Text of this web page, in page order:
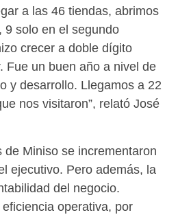
a las 46 tiendas, abrimos
9 solo en el segundo
crecer a doble dígito
Fue un buen año a nivel de
y desarrollo. Llegamos a 22
nos visitaron”, relató José
de Miniso se incrementaron
ejecutivo. Pero además, la
del negocio.
operativa, por